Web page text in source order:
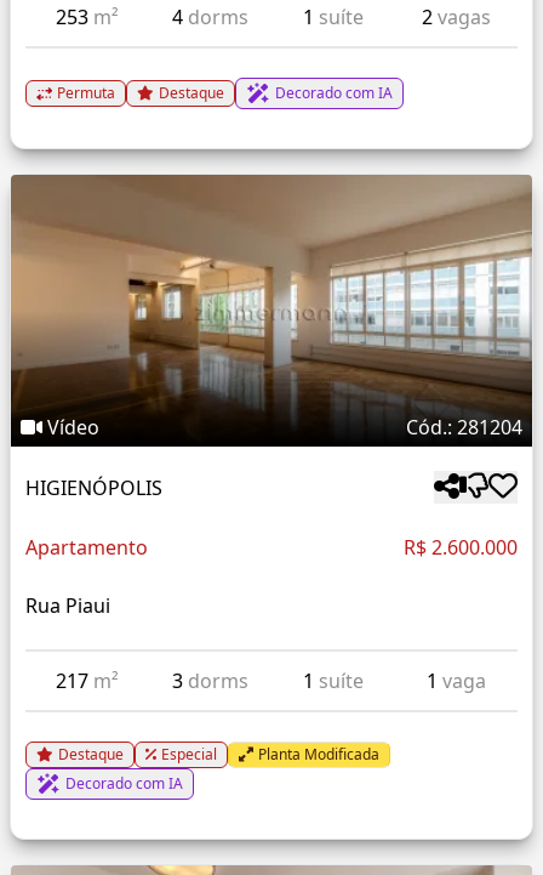
253 m² 4 dorms 1 suíte 2vagas
Permuta Destaque Decorado com IA
Vídeo Cód.: 281204
HIGIENÓPOLIS
Apartamento R$ 2.600.000
Rua Piaui
217 m² 3 dorms 1 suíte 1 vaga
Destaque Especial
Planta Modificada
Decorado com IA